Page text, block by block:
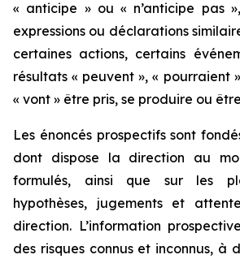
« anticipe » ou « n’anticipe pas
expressions ou déclarations
certaines actions, certains
résultats « peuvent », « pourraient
« vont » être pris, se produire ou
Les énoncés prospectifs sont
dont dispose la direction au
formulés, ainsi que sur les
hypothèses, jugements et
direction. L’information
des risques connus et inconnus, à